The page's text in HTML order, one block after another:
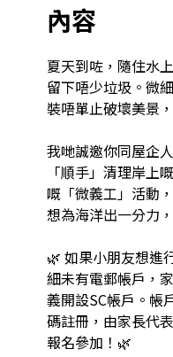
內容
夏天到咗，隨住水
留下唔少垃圾。微
裝唔單止破壞美景
我哋誠邀你同屋企
「順手」清理岸上
嘅「微義工」活動
想為海洋出一分力
🌿 如果小朋友想進
細未有電郵帳戶，
義開設SC帳戶。帳
碼註冊，由家長代
報名參加！🌿